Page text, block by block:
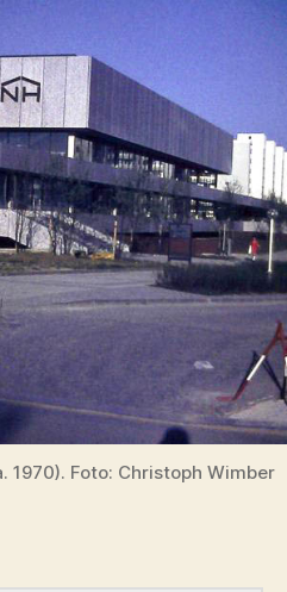
1970). Foto: Christoph Wimber